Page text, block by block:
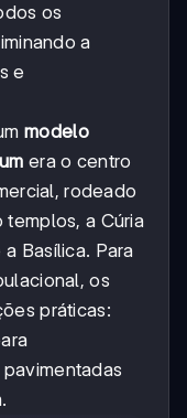
os
a
e
modelo
era o centro
rodeado
a Cúria
Basílica. Para
os
práticas: